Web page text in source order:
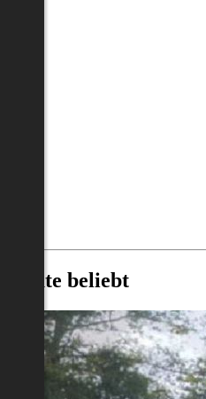
Heute beliebt